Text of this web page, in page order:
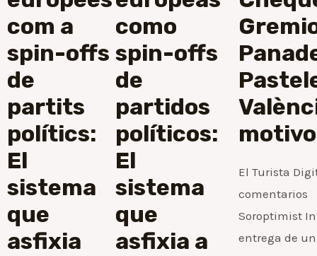
com a
spin-offs
de
partits
polítics:
El
sistema
que
asfixia
como
spin-offs
de
partidos
políticos:
El
sistema
que
asfixia a
El Turista
comentarios
Soroptimist
entrega de